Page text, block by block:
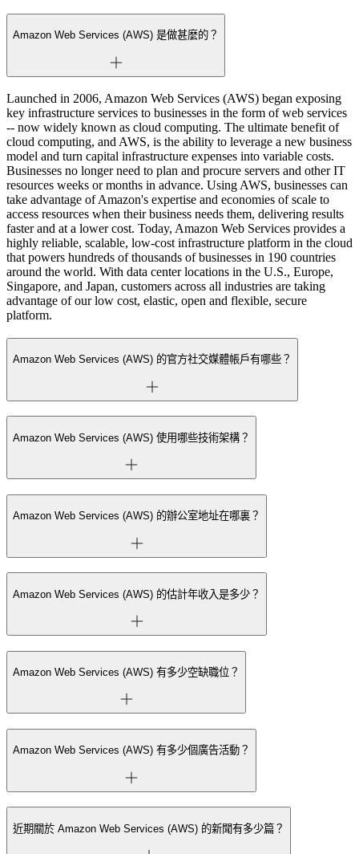
Amazon Web Services (AWS) 是做甚麼的？
Launched in 2006, Amazon Web Services (AWS) began exposing
key infrastructure services to businesses in the form of web services
-- now widely known as cloud computing. The ultimate benefit of
cloud computing, and AWS, is the ability to leverage a new business
model and turn capital infrastructure expenses into variable costs.
Businesses no longer need to plan and procure servers and other IT
resources weeks or months in advance. Using AWS, businesses can
take advantage of Amazon's expertise and economies of scale to
access resources when their business needs them, delivering results
faster and at a lower cost. Today, Amazon Web Services provides a
highly reliable, scalable, low-cost infrastructure platform in the cloud
that powers hundreds of thousands of businesses in 190 countries
around the world. With data center locations in the U.S., Europe,
Singapore, and Japan, customers across all industries are taking
advantage of our low cost, elastic, open and flexible, secure
platform.
Amazon Web Services (AWS) 的官方社交媒體帳戶有哪些？
Amazon Web Services (AWS) 使用哪些技術架構？
Amazon Web Services (AWS) 的辦公室地址在哪裏？
Amazon Web Services (AWS) 的估計年收入是多少？
Amazon Web Services (AWS) 有多少空缺職位？
Amazon Web Services (AWS) 有多少個廣告活動？
近期關於 Amazon Web Services (AWS) 的新聞有多少篇？